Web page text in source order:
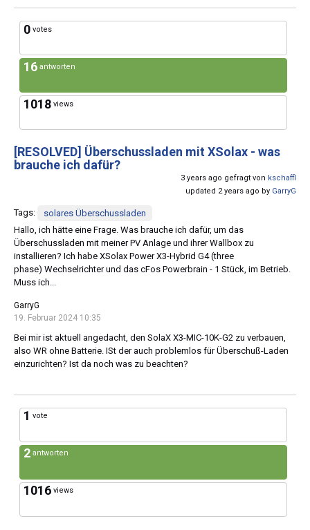
0 votes
16 antworten
1018 views
[RESOLVED] Überschussladen mit XSolax - was
brauche ich dafür?
3 years ago gefragt von kschaffl
updated 2 years ago by GarryG
Tags:
solares Überschussladen
Hallo, ich hätte eine Frage. Was brauche ich dafür, um das
Überschussladen mit meiner PV Anlage und ihrer Wallbox zu
installieren? Ich habe XSolax Power X3-Hybrid G4 (three
phase) Wechselrichter und das cFos Powerbrain - 1 Stück, im Betrieb.
Muss ich...
GarryG
19. Februar 2024 10:35
Bei mir ist aktuell angedacht, den SolaX X3-MIC-10K-G2 zu verbauen,
also WR ohne Batterie. ISt der auch problemlos für Überschuß-Laden
einzurichten? Ist da noch was zu beachten?
1 vote
2 antworten
1016 views